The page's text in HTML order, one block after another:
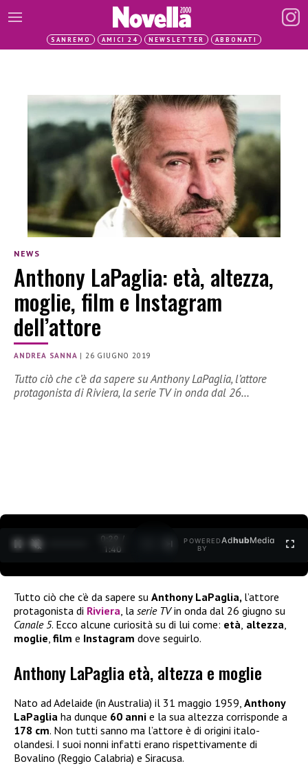
SANREMO AMICI 24 NEWSLETTER ABBONATI
NEWS
Anthony LaPaglia: età, altezza,
moglie, film e Instagram
dell’attore
ANDREA SANNA |26 GIUGNO 2019
Tutto ciò che c’è da sapere su Anthony LaPaglia, l’attore
protagonista di Riviera, la serie TV in onda dal 26…
0:30 /
1:40
POWERED
BY
AdhubMedia
Tutto ciò che c’è da sapere su Anthony LaPaglia, l’attore
protagonista di Riviera , la serie TVin onda dal 26 giugno su
Canale 5. Ecco alcune curiosità su di lui come: età altezza
moglie film e Instagram dove seguirlo.
Anthony LaPaglia età, altezza e moglie
Nato ad Adelaide (in Australia) il 31 maggio 1959, Anthony
LaPaglia ha dunque 60 anni e la sua altezza corrisponde a
178 cm. Non tutti sanno ma l’attore è di origini italo-
olandesi. I suoi nonni infatti erano rispettivamente di
Bovalino (Reggio Calabria) e Siracusa.